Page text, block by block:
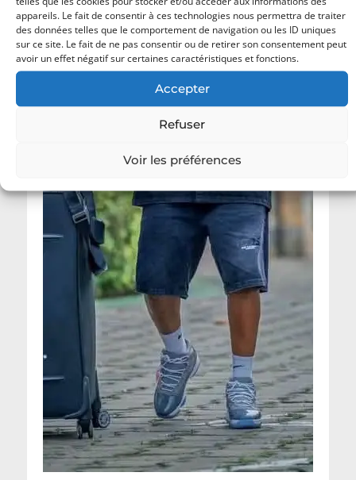
appareils. Le fait de consentir à ces technologies nous permettra de traiter
des données telles que le comportement de navigation ou les ID uniques
sur ce site. Le fait de ne pas consentir ou de retirer son consentement peut
avoir un effet négatif sur certaines caractéristiques et fonctions.
Accepter
Refuser
Voir les préférences